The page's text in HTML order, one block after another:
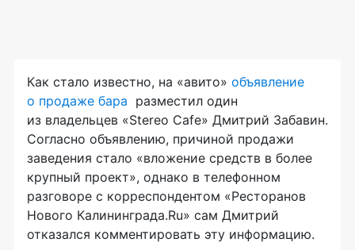
Как стало известно, на «авито» объявление
о продаже бара разместил один
из владельцев «Stereo Cafe» Дмитрий Забавин.
Согласно объявлению, причиной продажи
заведения стало «вложение средств в более
крупный проект», однако в телефонном
разговоре с корреспондентом «Ресторанов
Нового Калининграда.Ru» сам Дмитрий
отказался комментировать эту информацию.